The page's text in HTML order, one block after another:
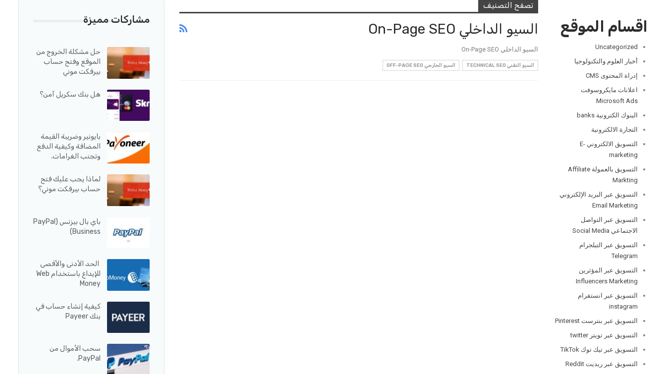
تصفح التصنيف
السيو الداخلي On-Page SEO
السيو الداخلي On-Page SEO
السيو التقني TECHNICAL SEO السيو الخارجي OFF-PAGE SEO
مشاركات مميزة
حل مشكلة الخروج من
الموقع وفتح حساب
بيرفكت موني
هل بنك سكريل آمن؟
بايونير وضريبة القيمة
المضافة وكيفية الدفع
وتجنب الغرامات.
لماذا يجب عليك فتح
حساب بيرفكت موني؟
باي بال بيزنس (PayPal
Business)
الحد الأدنى والأقصى
للإيداع باستخدام Web
Money
كيفية إنشاء حساب في
بنك Payeer
سحب الأموال من
PayPal.
اقسام الموقع
Uncategorized
أخبار العلوم والتكنولوجيا
إدراة المحتوى CMS
اعلانات مايكروسوفت
Microsoft Ads
البنوك الكترونية banks
التجارة الالكترونية
التسويق الالكتروني E-
marketing
التسويق بالعمولة Affiliate
Markting
التسويق عبر البريد الإلكتروني
Email Marketing
التسويق عبر التواصل
الاجتماعي Social Media
التسويق عبر التيلجرام
Telegram
التسويق عبر المؤثرين
Influencers Marketing
التسويق عبر انستقرام
instagram
التسويق عبر بنترست Pinterest
التسويق عبر تويتر twitter
التسويق عبر تيك توك TikTok
التسويق عبر ريديت Reddit